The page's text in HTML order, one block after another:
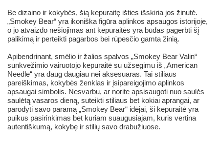
Be dizaino ir kokybės, šią kepuraitę išties išskiria jos žinutė.
„Smokey Bear“ yra ikoniška figūra aplinkos apsaugos istorijoje,
o jo atvaizdo nešiojimas ant kepuraitės yra būdas pagerbti šį
palikimą ir perteikti pagarbos bei rūpesčio gamta žinią.
Apibendrinant, smėlio ir žalios spalvos „Smokey Bear Valin“
sunkvežimio vairuotojo kepuraitė su užsegimu iš „American
Needle“ yra daug daugiau nei aksesuaras. Tai stiliaus
pareiškimas, kokybės ženklas ir įsipareigojimo aplinkos
apsaugai simbolis. Nesvarbu, ar norite apsisaugoti nuo saulės
saulėtą vasaros dieną, suteikti stiliaus bet kokiai aprangai, ar
parodyti savo paramą „Smokey Bear“ idėjai, ši kepuraitė yra
puikus pasirinkimas bet kuriam suaugusiajam, kuris vertina
autentiškumą, kokybę ir stilių savo drabužiuose.